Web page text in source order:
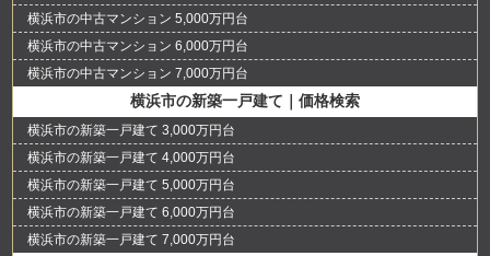
横浜市の中古マンション 5,000万円台
横浜市の中古マンション 6,000万円台
横浜市の中古マンション 7,000万円台
横浜市の新築一戸建て｜価格検索
横浜市の新築一戸建て 3,000万円台
横浜市の新築一戸建て 4,000万円台
横浜市の新築一戸建て 5,000万円台
横浜市の新築一戸建て 6,000万円台
横浜市の新築一戸建て 7,000万円台